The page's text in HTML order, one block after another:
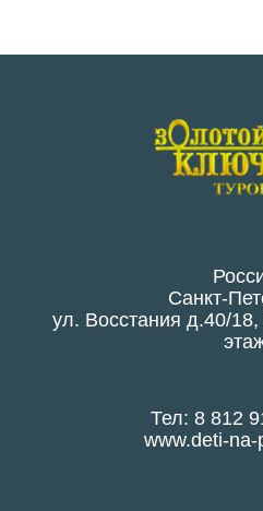
Санкт-
ул. Восстания д.40/
Тел: 8 812
www.deti-na-